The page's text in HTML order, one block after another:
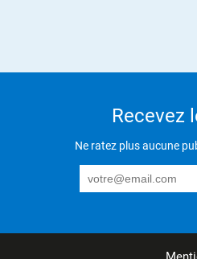
Recevez
Ne ratez plus aucune